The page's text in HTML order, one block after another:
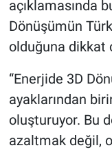
açıklamasında
Dönüşümün
olduğuna dikkat
“Enerjide 3D
ayaklarından
oluşturuyor. Bu
azaltmak değil,